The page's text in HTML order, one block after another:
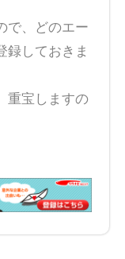
で、どのエー
録しておきま
重宝しますの